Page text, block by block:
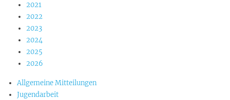
2021
2022
2023
2024
2025
2026
Allgemeine Mitteilungen
Jugendarbeit